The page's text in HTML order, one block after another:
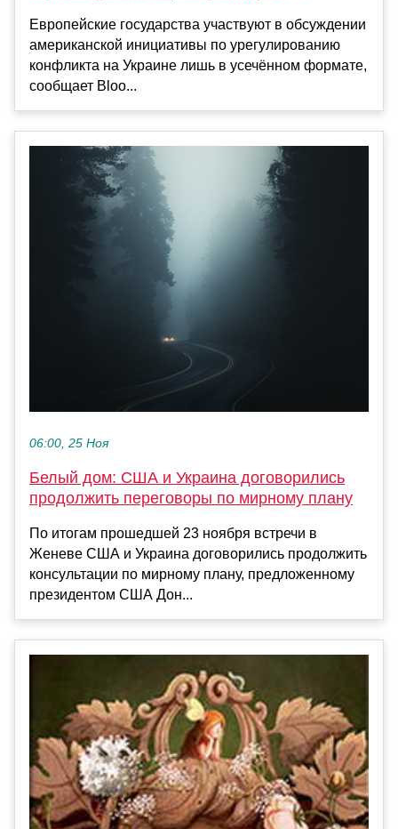
Европейские государства участвуют в обсуждении
американской инициативы по урегулированию
конфликта на Украине лишь в усечённом формате,
сообщает Bloo...
06:00, 25 Ноя
Белый дом: США и Украина договорились
продолжить переговоры по мирному плану
По итогам прошедшей 23 ноября встречи в
Женеве США и Украина договорились продолжить
консультации по мирному плану, предложенному
президентом США Дон...